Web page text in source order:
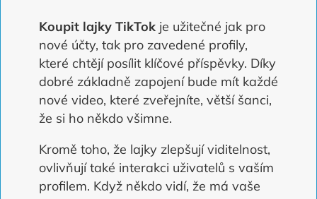
Koupit lajky TikTok je užitečné jak pro
nové účty, tak pro zavedené profily,
které chtějí posílit klíčové příspěvky. Díky
dobré základně zapojení bude mít každé
nové video, které zveřejníte, větší šanci,
že si ho někdo všimne.
Kromě toho, že lajky zlepšují viditelnost,
ovlivňují také interakci uživatelů s vaším
profilem. Když někdo vidí, že má vaše